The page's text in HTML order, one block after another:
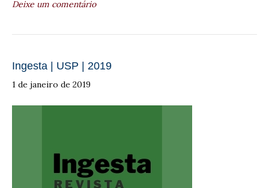
Deixe um comentário
Ingesta | USP | 2019
1 de janeiro de 2019